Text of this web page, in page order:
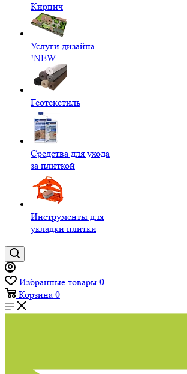
Кирпич
Услуги дизайна
!NEW
Геотекстиль
Средства для ухода
за плиткой
Инструменты для
укладки плитки
Избранные товары 0
Корзина 0